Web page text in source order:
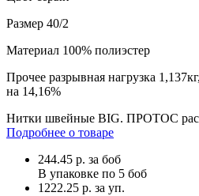
Размер 40/2
Материал 100% полиэстер
Прочее разрывная нагрузка
на 14,16%
Нитки швейные BIG. ПРОТОС
Подробнее о товаре
244.45 р. за боб
В упаковке по 5 боб
1222.25 р. за уп.